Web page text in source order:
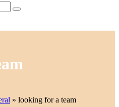
» looking for a team